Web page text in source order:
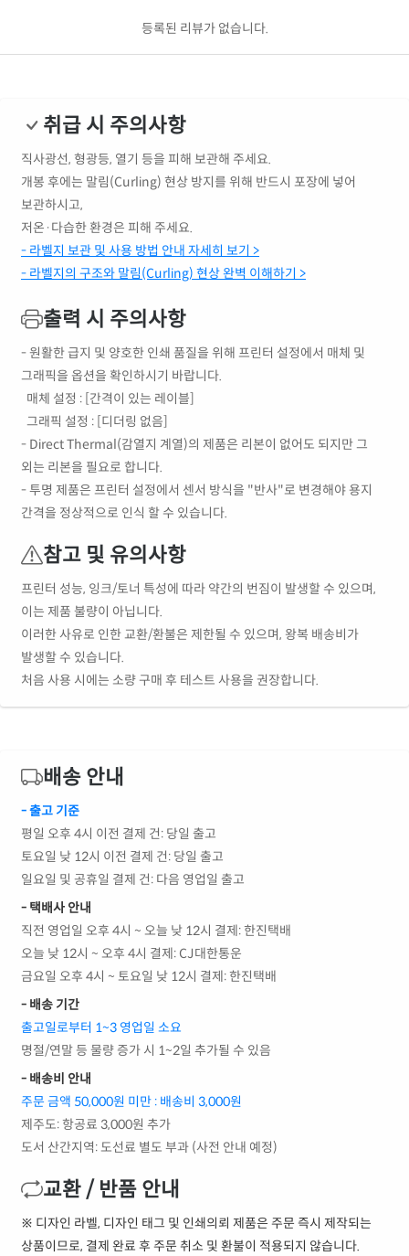
등록된 리뷰가 없습니다.
취급 시 주의사항
직사광선, 형광등, 열기 등을 피해 보관해 주세요.
개봉 후에는 말림(Curling) 현상 방지를 위해 반드시 포장에 넣어
보관하시고,
저온·다습한 환경은 피해 주세요.
- 라벨지 보관 및 사용 방법 안내 자세히 보기 >
- 라벨지의 구조와 말림(Curling) 현상 완벽 이해하기 >
출력 시 주의사항
- 원활한 급지 및 양호한 인쇄 품질을 위해 프린터 설정에서 매체 및
그래픽을 옵션을 확인하시기 바랍니다.
매체 설정 : [간격이 있는 레이블]
그래픽 설정 : [디더링 없음]
- Direct Thermal(감열지 계열)의 제품은 리본이 없어도 되지만 그
외는 리본을 필요로 합니다.
- 투명 제품은 프린터 설정에서 센서 방식을 "반사"로 변경해야 용지
간격을 정상적으로 인식 할 수 있습니다.
참고 및 유의사항
프린터 성능, 잉크/토너 특성에 따라 약간의 번짐이 발생할 수 있으며,
이는 제품 불량이 아닙니다.
이러한 사유로 인한 교환/환불은 제한될 수 있으며, 왕복 배송비가
발생할 수 있습니다.
처음 사용 시에는 소량 구매 후 테스트 사용을 권장합니다.
배송 안내
- 출고 기준
평일 오후 4시 이전 결제 건: 당일 출고
토요일 낮 12시 이전 결제 건: 당일 출고
일요일 및 공휴일 결제 건: 다음 영업일 출고
- 택배사 안내
직전 영업일 오후 4시 ~ 오늘 낮 12시 결제: 한진택배
오늘 낮 12시 ~ 오후 4시 결제: CJ대한통운
금요일 오후 4시 ~ 토요일 낮 12시 결제: 한진택배
- 배송 기간
출고일로부터 1~3 영업일 소요
명절/연말 등 물량 증가 시 1~2일 추가될 수 있음
- 배송비 안내
주문 금액 50,000원 미만 : 배송비 3,000원
제주도: 항공료 3,000원 추가
도서 산간지역: 도선료 별도 부과 (사전 안내 예정)
교환 / 반품 안내
※ 디자인 라벨, 디자인 태그 및 인쇄의뢰 제품은 주문 즉시 제작되는
상품이므로, 결제 완료 후 주문 취소 및 환불이 적용되지 않습니다.